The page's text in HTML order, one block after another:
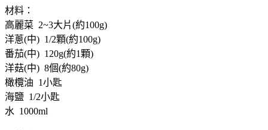
材料：
高麗菜 2~3大片(約100g)
洋蔥(中) 1/2顆(約100g)
番茄(中) 120g(約1顆)
洋菇(中) 8個(約80g)
橄欖油 1小匙
海鹽 1/2小匙
水 1000ml